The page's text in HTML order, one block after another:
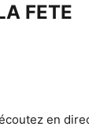
FETE
en